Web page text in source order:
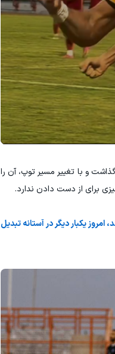
تاثیر خودش را گذاشت و با تغییر مسیر توپ، آن را
برای از دست دادن ندارد.
یکبار دیگر در آستانه تبدیل